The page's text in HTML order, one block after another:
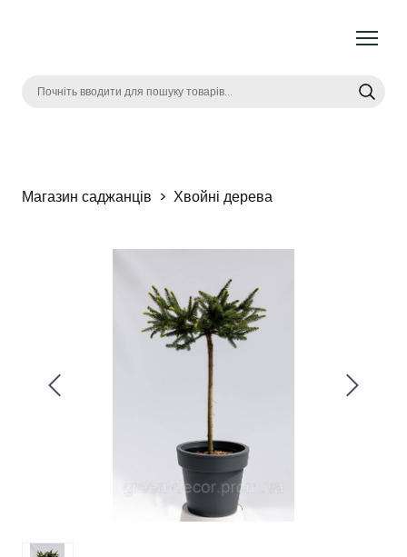
Магазин саджанців Хвойні дерева